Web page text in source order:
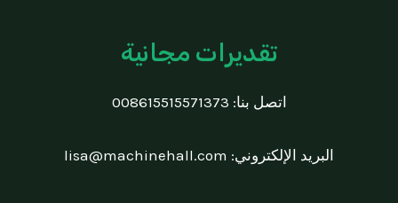
تقديرات مجانية
اتصل بنا: 008615515571373
البريد الإلكتروني: lisa@machinehall.com